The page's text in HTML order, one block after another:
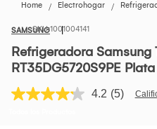
Home Electrohogar
SAMSUNG1001004141
Refrigeradora Samsung
RT35DG5720S9PE
4.2 Lea
(5)